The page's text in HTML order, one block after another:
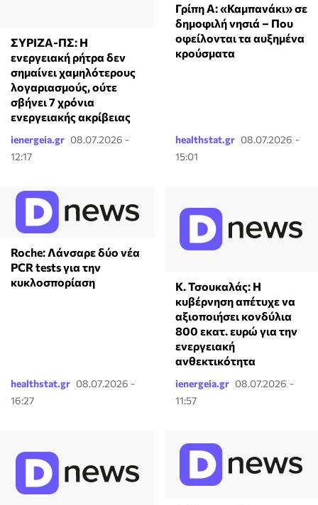
ΣΥΡΙΖΑ-ΠΣ: Η
ενεργειακή ρήτρα δεν
σημαίνει χαμηλότερους
λογαριασμούς, ούτε
σβήνει 7 χρόνια
ενεργειακής ακρίβειας
ienergeia.gr 08.07.2026 -
12:17
Γρίπη Α: «Καμπανάκι» σε
δημοφιλή νησιά – Που
οφείλονται τα αυξημένα
κρούσματα
healthstat.gr 08.07.2026 -
15:01
Roche: Λάνσαρε δύο νέα
PCR tests για την
κυκλοσπορίαση
healthstat.gr 08.07.2026 -
16:27
Κ. Τσουκαλάς: Η
κυβέρνηση απέτυχε να
αξιοποιήσει κονδύλια
800 εκατ. ευρώ για την
ενεργειακή
ανθεκτικότητα
ienergeia.gr 08.07.2026 -
11:57